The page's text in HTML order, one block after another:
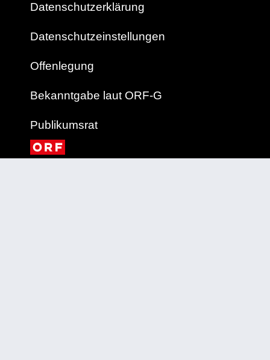
Datenschutzerklärung
Datenschutzeinstellungen
Offenlegung
Bekanntgabe laut ORF-G
Publikumsrat